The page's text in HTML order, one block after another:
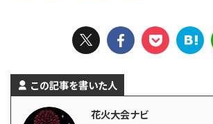
この記事を書いた人
花火大会ナビ